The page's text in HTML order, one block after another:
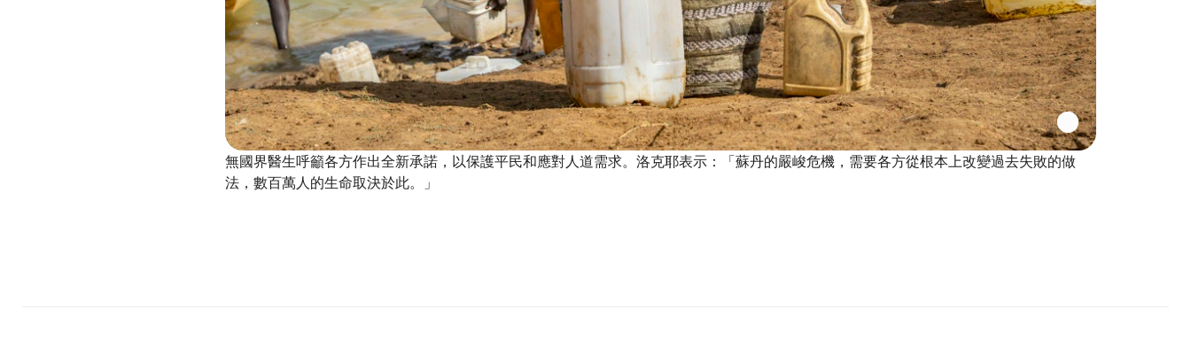
無國界醫生呼籲各方作出全新承諾，以保護平民和應對人道需求。洛克耶表示：「蘇丹的嚴峻危機，需要各方從根本上改變過去失敗的做
法，數百萬人的生命取決於此。」